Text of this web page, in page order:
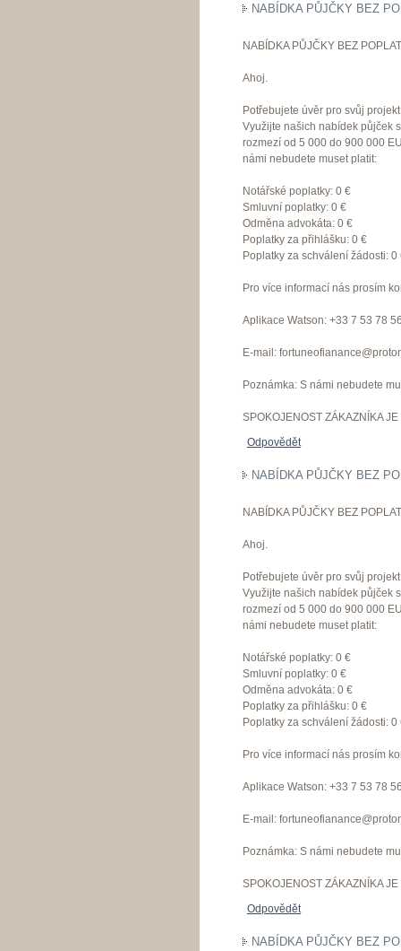
NABÍDKA PŮJČKY BEZ
NABÍDKA PŮJČKY BEZ
Ahoj.
Potřebujete úvěr pro svůj
Využijte našich nabídek půjček
rozmezí od 5 000 do 900 000
námi nebudete muset platit:
Notářské poplatky: 0 €
Smluvní poplatky: 0 €
Odměna advokáta: 0 €
Poplatky za přihlášku: 0 €
Poplatky za schválení žádosti: 0
Pro více informací nás prosím
Aplikace Watson: +33 7 53 78
E-mail:
Poznámka: S námi nebudete
SPOKOJENOST ZÁKAZNÍKA
Odpovědět
NABÍDKA PŮJČKY BEZ
NABÍDKA PŮJČKY BEZ
Ahoj.
Potřebujete úvěr pro svůj
Využijte našich nabídek půjček
rozmezí od 5 000 do 900 000
námi nebudete muset platit:
Notářské poplatky: 0 €
Smluvní poplatky: 0 €
Odměna advokáta: 0 €
Poplatky za přihlášku: 0 €
Poplatky za schválení žádosti: 0
Pro více informací nás prosím
Aplikace Watson: +33 7 53 78
E-mail:
Poznámka: S námi nebudete
SPOKOJENOST ZÁKAZNÍKA
Odpovědět
NABÍDKA PŮJČKY BEZ